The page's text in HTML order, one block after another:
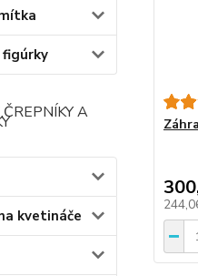
figúrky
A
kvetináče